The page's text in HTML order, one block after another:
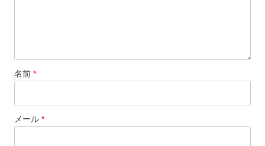
名前 *
メール *